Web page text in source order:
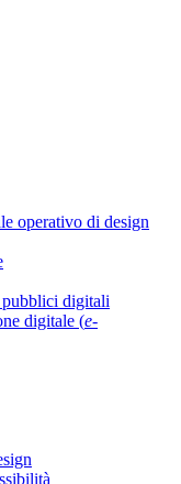
operativo di design
pubblici digitali
digitale (e-